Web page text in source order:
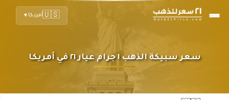
🇺🇸أمريكا ▼
سعر سبيكة الذهب ١ جرام عيار ٢١ في أمريكا